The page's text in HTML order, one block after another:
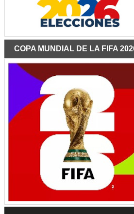
COPA MUNDIAL DE LA FIFA